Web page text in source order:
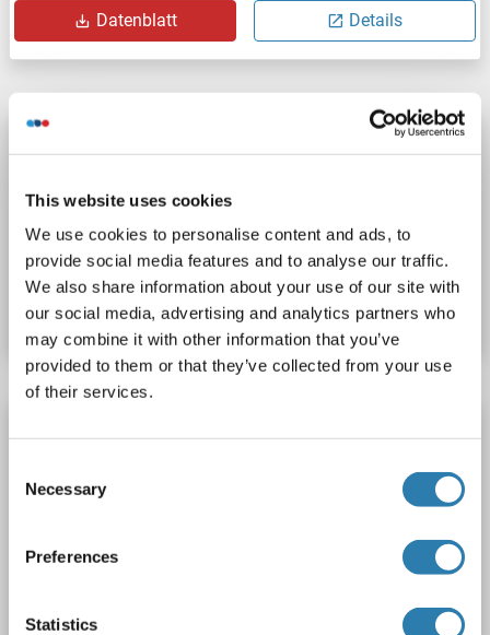
This website uses cookies
We use cookies to personalise content and ads, to
provide social media features and to analyse our traffic.
We also share information about your use of our site with
our social media, advertising and analytics partners who
may combine it with other information that you’ve
provided to them or that they’ve collected from your use
of their services.
Selection
Necessary
Preferences
Statistics
Datenblatt Details
Produktnummer ABIN1057206
Datenblatt Details
Produktnummer ABIN1057204